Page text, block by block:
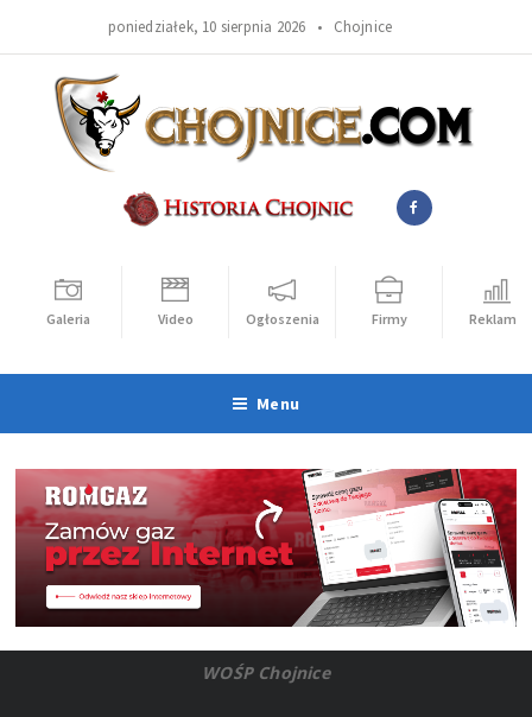
poniedziałek, 10 sierpnia 2026 • Chojnice
Galeria Video Ogłoszenia Firmy Reklama
Menu
WOŚP Chojnice